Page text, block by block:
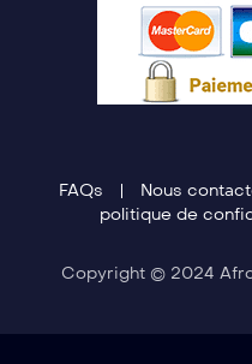
FAQs Nous
politique de
Copyright © 2024